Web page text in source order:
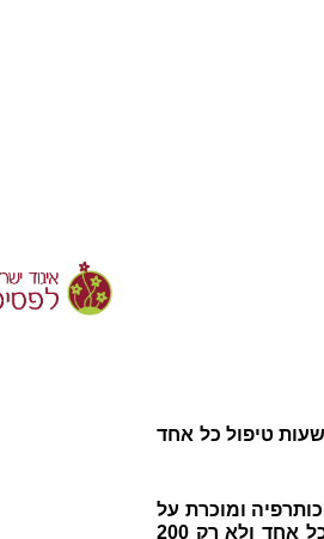
300 שעות טיפול בהן נספרים רק טיפולים שארכו 10 מפגשים ונדרשים גם שני טיפולים ארוכי טווח של 55 שעות טיפול כל אחד
ומוכרת על
ידו. עם זאת, לפי דרישות האיגוד, מתוך 300 שעות הטיפול יש לכלול שני טיפולים ארוכי טווח של 55 שעות כל אחד ולא רק 200